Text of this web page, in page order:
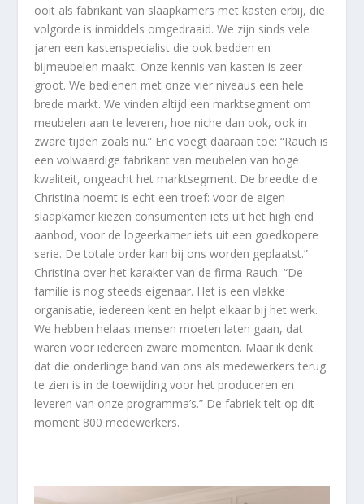
ooit als fabrikant van slaapkamers met kasten erbij, die
volgorde is inmiddels omgedraaid. We zijn sinds vele
jaren een kastenspecialist die ook bedden en
bijmeubelen maakt. Onze kennis van kasten is zeer
groot. We bedienen met onze vier niveaus een hele
brede markt. We vinden altijd een marktsegment om
meubelen aan te leveren, hoe niche dan ook, ook in
zware tijden zoals nu.” Eric voegt daaraan toe: “Rauch is
een volwaardige fabrikant van meubelen van hoge
kwaliteit, ongeacht het marktsegment. De breedte die
Christina noemt is echt een troef: voor de eigen
slaapkamer kiezen consumenten iets uit het high end
aanbod, voor de logeerkamer iets uit een goedkopere
serie. De totale order kan bij ons worden geplaatst.”
Christina over het karakter van de firma Rauch: “De
familie is nog steeds eigenaar. Het is een vlakke
organisatie, iedereen kent en helpt elkaar bij het werk.
We hebben helaas mensen moeten laten gaan, dat
waren voor iedereen zware momenten. Maar ik denk
dat die onderlinge band van ons als medewerkers terug
te zien is in de toewijding voor het produceren en
leveren van onze programma’s.” De fabriek telt op dit
moment 800 medewerkers.